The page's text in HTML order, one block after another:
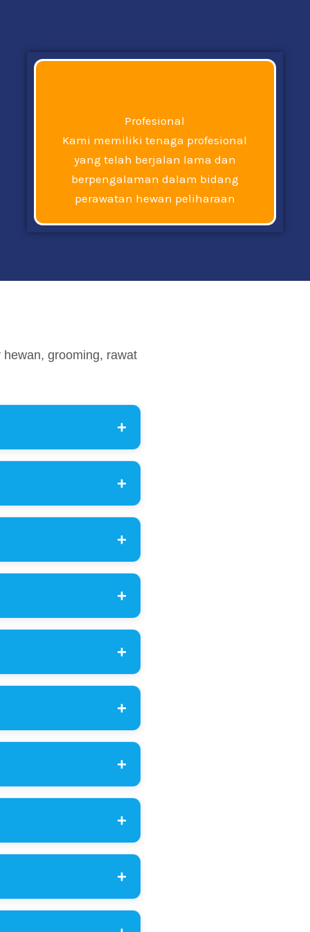
Profesional
Kami memiliki tenaga profesional
yang telah berjalan lama dan
berpengalaman dalam bidang
perawatan hewan peliharaan
grooming, rawat